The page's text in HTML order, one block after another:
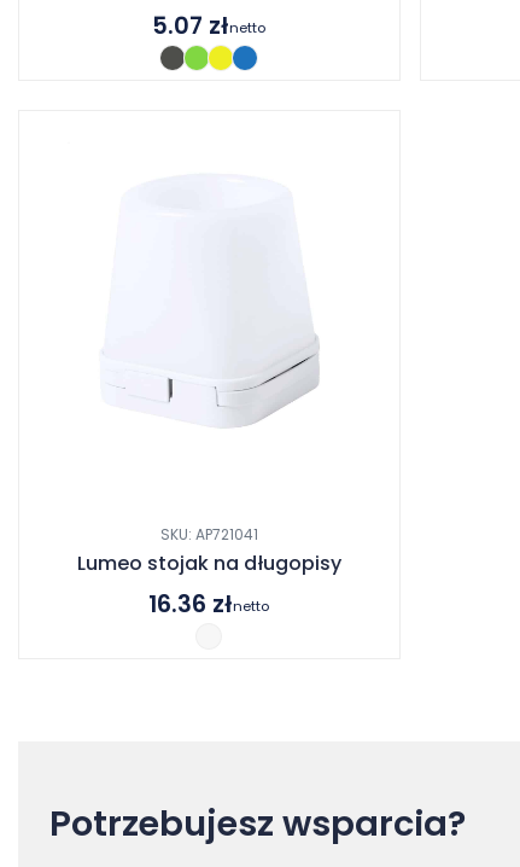
5.07 złnetto
SKU: AP721041
Lumeo stojak na długopisy
16.36 złnetto
Potrzebujesz wsparcia?